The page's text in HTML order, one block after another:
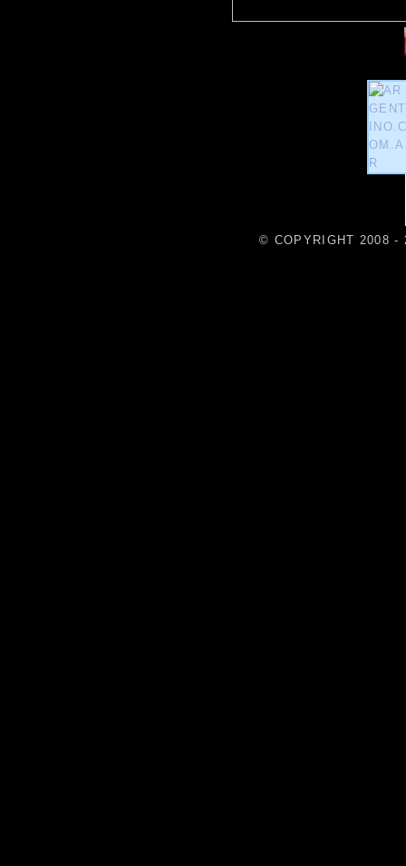
© COPYRIGHT 2008